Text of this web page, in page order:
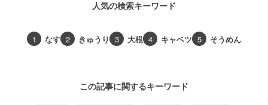
人気の検索キーワード
1 なす 2 きゅうり 3 大根 4 キャベツ 5 そうめん
この記事に関するキーワード